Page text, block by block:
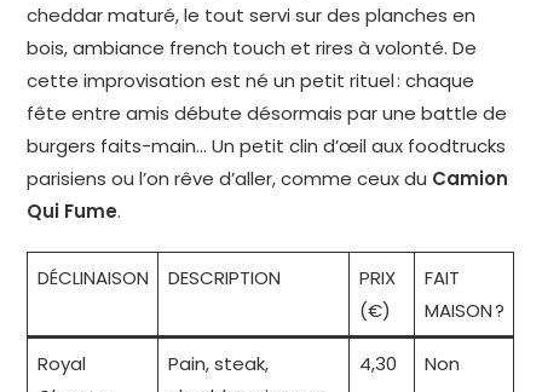
cheddar maturé, le tout servi sur des planches en
bois, ambiance french touch et rires à volonté. De
cette improvisation est né un petit rituel : chaque
fête entre amis débute désormais par une battle de
burgers faits-main… Un petit clin d’œil aux foodtrucks
parisiens ou l’on rêve d’aller, comme ceux du Camion
Qui Fume.
DÉCLINAISON DESCRIPTION
PRIX
(€)
FAIT
MAISON ?
Royal
Pain, steak,
4,30 Non